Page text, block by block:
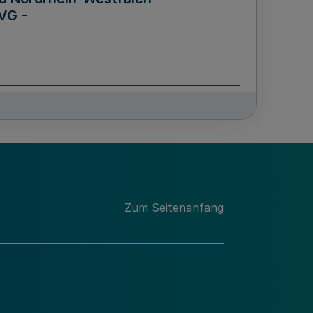
-
Männern für das Land
Zum Seitenanfang